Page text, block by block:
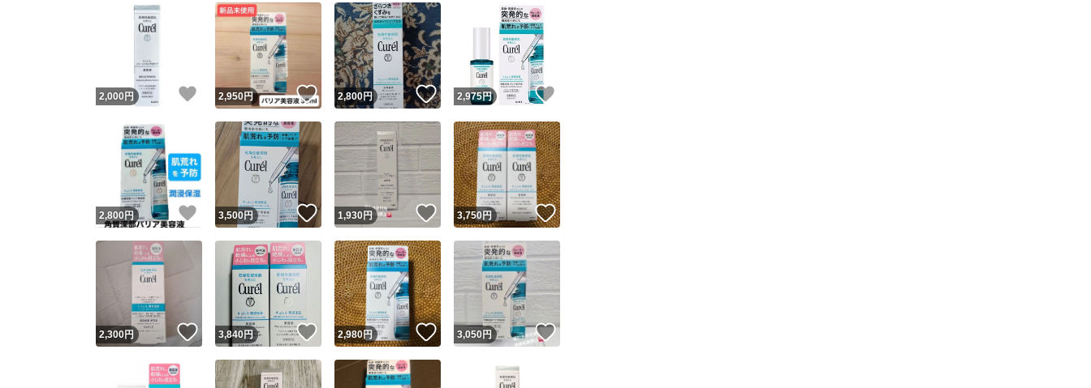
Yahoo!フリマが定めた一定の基準を満たしたユーザーにバッジを付与しています
安心取引出品者
安心取引出品者 Yahoo!フリマの基準をクリアした安心・安全なユーザーです
取引実績
取引実績◯+ このユーザーはYahoo!フリマの取引を完了させた実績があります
他フリマ実績◯+ このユーザーは他フリマサービスでの取引実績があります
スピード&安心発送
※このバッジは実績に基づく表示であり、発送を保証しているものではありません
スピード＆安心発送
このユーザーは高頻度で24時間以内＆設定した発送日数内に発送してい
スピード発送
この商品の情報をコピーします
商品画像の 無断転載は禁止されています
コピーは
1商品につき1回です
出品ページへ
キャンセル
2,000 円 いいね！
2,950円 いいね！
2,800円 いいね！
2,975円
2,800円 いいね！
3,500円 いいね！
1,930円 いいね！
3,750円 いいね！
2,300円 いいね！
3,840円 いいね！
2,980円 いいね！
3,050円 いいね！